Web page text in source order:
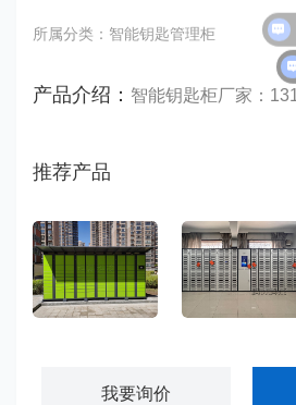
所属分类：智能钥匙管理柜
产品介绍： 智能钥匙柜厂家：
推荐产品
我要询价